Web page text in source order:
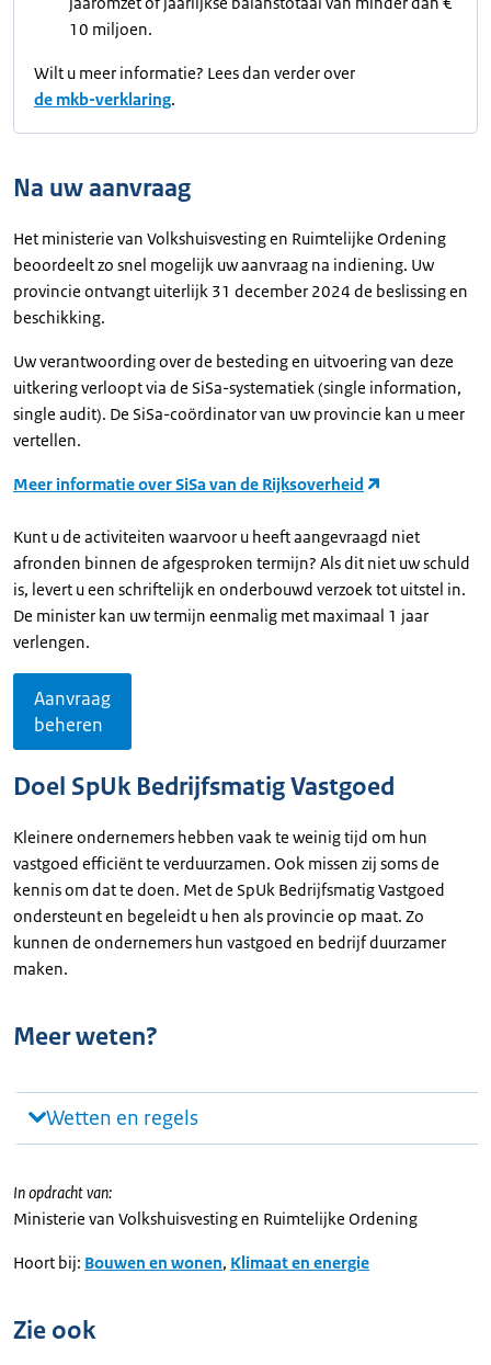
10 miljoen.
Wilt u meer informatie? Lees dan verder over
de mkb-verklaring.
Na uw aanvraag
Het ministerie van Volkshuisvesting en Ruimtelijke Ordening
beoordeelt zo snel mogelijk uw aanvraag na indiening. Uw
provincie ontvangt uiterlijk 31 december 2024 de beslissing en
beschikking.
Uw verantwoording over de besteding en uitvoering van deze
uitkering verloopt via de SiSa-systematiek (single information,
single audit). De SiSa-coördinator van uw provincie kan u meer
vertellen.
Meer informatie over SiSa van de Rijksoverheid
Kunt u de activiteiten waarvoor u heeft aangevraagd niet
afronden binnen de afgesproken termijn? Als dit niet uw schuld
is, levert u een schriftelijk en onderbouwd verzoek tot uitstel in.
De minister kan uw termijn eenmalig met maximaal 1 jaar
verlengen.
Aanvraag
beheren
Doel SpUk Bedrijfsmatig Vastgoed
Kleinere ondernemers hebben vaak te weinig tijd om hun
vastgoed efficiënt te verduurzamen. Ook missen zij soms de
kennis om dat te doen. Met de SpUk Bedrijfsmatig Vastgoed
ondersteunt en begeleidt u hen als provincie op maat. Zo
kunnen de ondernemers hun vastgoed en bedrijf duurzamer
maken.
Meer weten?
Wetten en regels
In opdracht van:
Ministerie van Volkshuisvesting en Ruimtelijke Ordening
Hoort bij: Bouwen en wonen, Klimaat en energie
Zie ook